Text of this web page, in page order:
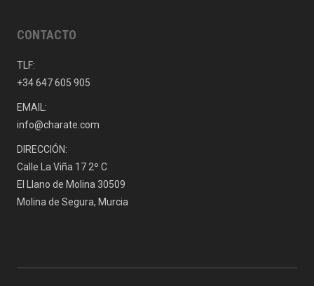
CONTACTO
TLF:
+34 647 605 905
EMAIL:
info@charate.com
DIRECCIÓN:
Calle La Viña 17 2º C
El Llano de Molina 30509
Molina de Segura, Murcia